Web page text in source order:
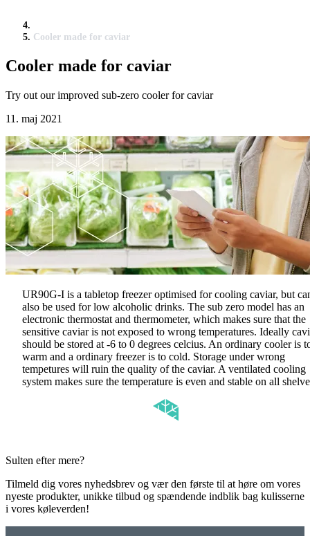
Cooler made for caviar
Cooler made for caviar
Try out our improved sub-zero cooler for caviar
11. maj 2021
UR90G-I is a tabletop freezer optimised for cooling caviar, but
also be used for low alcoholic drinks. The sub zero model has an
electronic thermostat and thermometer, which makes sure that the
sensitive caviar is not exposed to wrong temperatures. Ideally
should be stored at -6 to 0 degrees celcius. An ordinary cooler is
warm and a ordinary freezer is to cold. Storage under wrong
tempetures will ruin the quality of the caviar. A ventilated cooling
system makes sure the temperature is even and stable on all
Sulten efter mere?
Tilmeld dig vores nyhedsbrev og vær den første til at høre om vores
nyeste produkter, unikke tilbud og spændende indblik bag kulisserne
i vores køleverden!